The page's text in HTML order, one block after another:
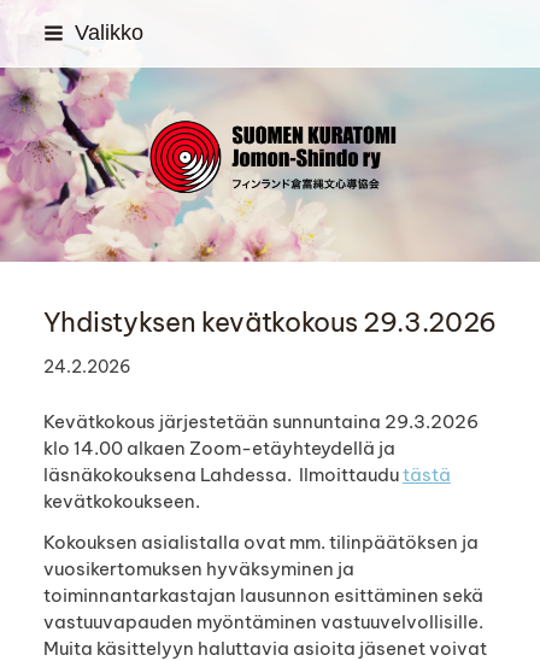
Siirry
sisältöön
Valikko
SUOMEN KURATOMI
Yhdistyksen kevätkokous 29.3.2026
24.2.2026
Kevätkokous järjestetään sunnuntaina 29.3.2026
klo 14.00 alkaen Zoom-etäyhteydellä ja
läsnäkokouksena Lahdessa. Ilmoittaudutästä
kevätkokoukseen.
Kokouksen asialistalla ovat mm. tilinpäätöksen ja
vuosikertomuksen hyväksyminen ja
toiminnantarkastajan lausunnon esittäminen sekä
vastuuvapauden myöntäminen vastuuvelvollisille.
Muita käsittelyyn haluttavia asioita jäsenet voivat